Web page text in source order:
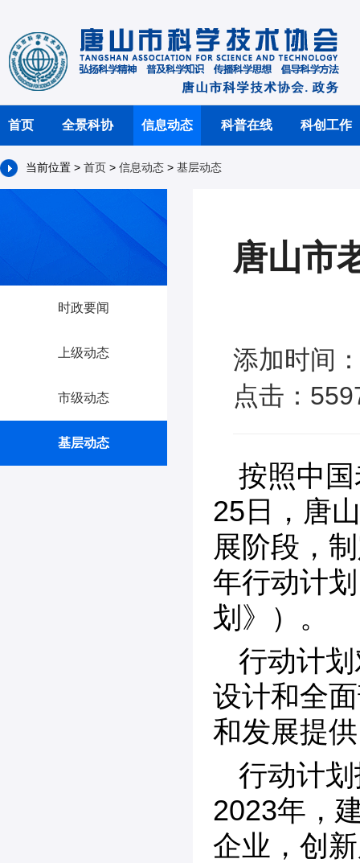
首页 全景科协 信息动态 科普在线 科创工作
当前位置 > 首页 > 信息动态 > 基层动态
时政要闻
上级动态
市级动态
基层动态
唐山市
添加时间
点击：
按照中
25日，唐
展阶段，
年行动计
划》）。
行动计
设计和全
和发展提
行动计
2023年，
企业，创